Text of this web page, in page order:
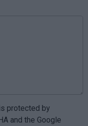
protected by
and the Google